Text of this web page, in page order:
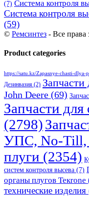
(7) Система контроля
Система контроля
(59)
© Ремсинтез - Все
Product categories
https://satu.kz/Zapasnye-chasti-dlya-
Дезинвазия (2) Запчасти
John Deere (69)
Запчасти для
(2798)
УПС, No-Till,
плуги (2354)
систем контроля высева (7)
органы плугов Текrоne
технические изделия